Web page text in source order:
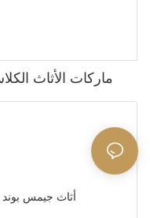
ماركات الأثاث